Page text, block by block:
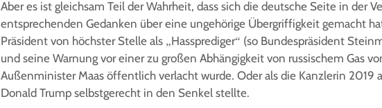
Aber es ist gleichsam Teil der Wahrheit, dass sich die deutsche Seite in der
entsprechenden Gedanken über eine ungehörige Übergriffigkeit gemacht
Präsident von höchster Stelle als „Hassprediger“ (so Bundespräsident
und seine Warnung vor einer zu großen Abhängigkeit von russischem Gas
Außenminister Maas öffentlich verlacht wurde. Oder als die Kanzlerin 2019
Donald Trump selbstgerecht in den Senkel stellte.